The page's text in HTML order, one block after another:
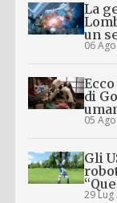
La
un
06
di
05
Gli
29 Lug